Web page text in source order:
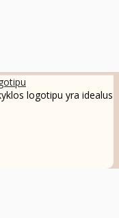
logotipu yra idealus